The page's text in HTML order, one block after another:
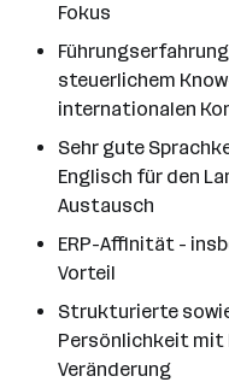
Fokus
steuerlichem
internationalen
Sehr gute
Englisch für den
Austausch
ERP-Affinität -
Vorteil
Strukturierte
Persönlichkeit mit
Veränderung